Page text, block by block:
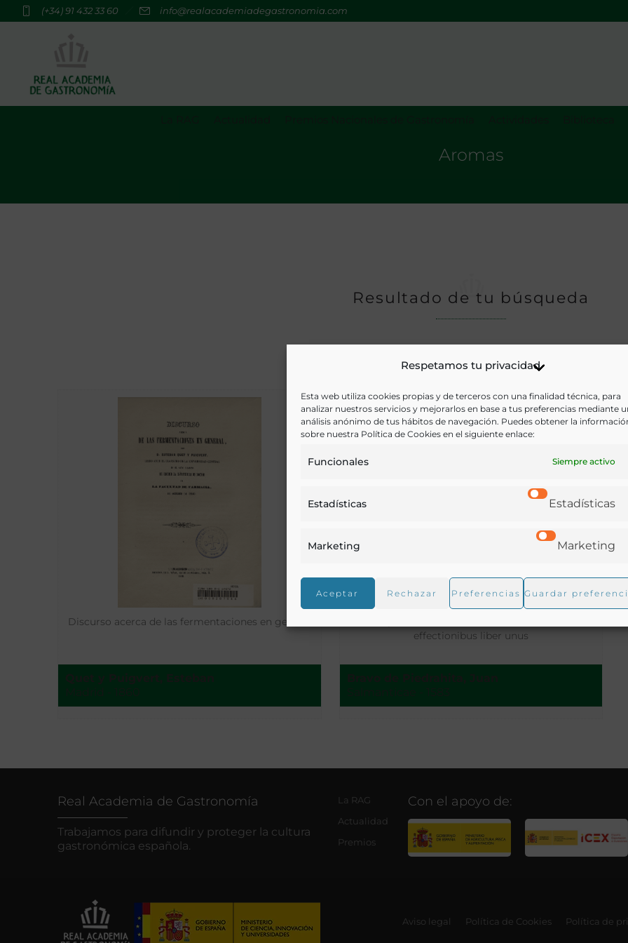
Respetamos tu privacidad
Esta web utiliza cookies propias y de terceros con una finalidad técnica, para
analizar nuestros servicios y mejorarlos en base a tus preferencias mediante
análisis anónimo de tus hábitos de navegación. Puedes obtener la
sobre nuestra Política de Cookies en el siguiente enlace:
Funcionales Siempre activo
Estadísticas Estadísticas
Marketing Marketing
Aceptar Rechazar Preferencias Guardar
(+34) 91 432 33 60 info@realacademiadegastronomia.com
Aromas
Resultado de tu búsqueda
Discurso acerca de las fermentaciones en general
effectionibus liber unus
Real Academia de Gastronomía
Trabajamos para difundir y proteger la cultura
gastronómica española.
La RAG
Actualidad
Premios
Con el apoyo de:
Aviso legal Política de Cookies Política de